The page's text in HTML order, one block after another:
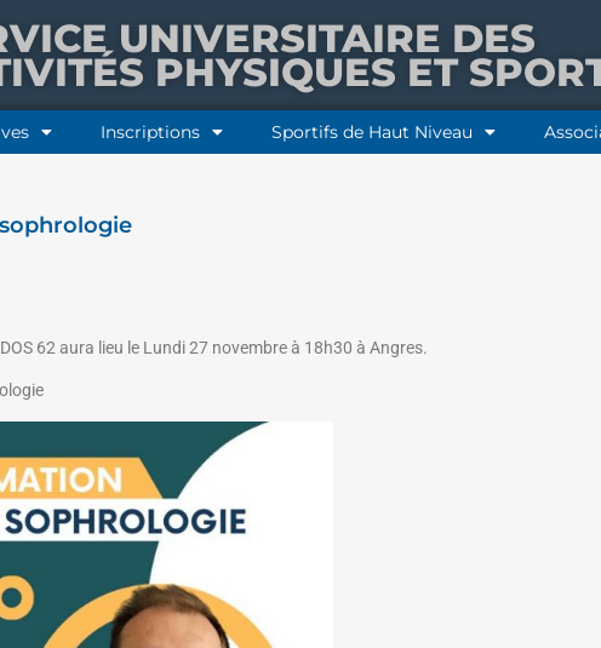
UNIVERSITAIRE DES
PHYSIQUES ET
Inscriptions Sportifs de Haut Niveau
62 aura lieu le Lundi 27 novembre à 18h30 à Angres.